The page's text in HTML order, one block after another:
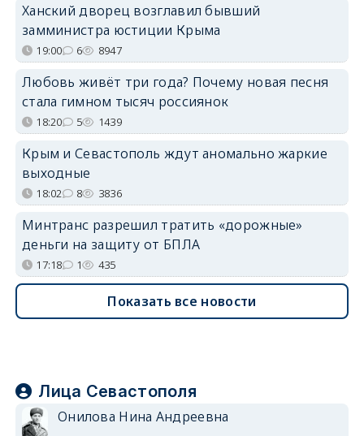
Ханский дворец возглавил бывший
замминистра юстиции Крыма
19:00 6 8947
Любовь живёт три года? Почему новая песня
стала гимном тысяч россиянок
18:20 5 1439
Крым и Севастополь ждут аномально жаркие
выходные
18:02 8 3836
Минтранс разрешил тратить «дорожные»
деньги на защиту от БПЛА
17:18 1 435
Показать все новости
Лица Севастополя
Онилова Нина Андреевна